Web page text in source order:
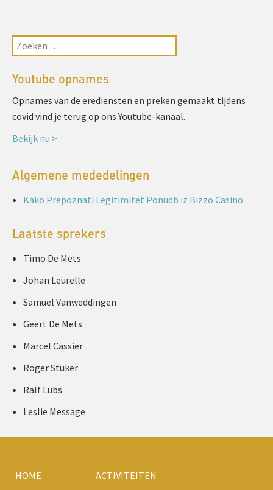
Youtube opnames
Opnames van de erediensten en preken gemaakt tijdens
covid vind je terug op ons Youtube-kanaal.
Bekijk nu >
Algemene mededelingen
Kako Prepoznati Legitimitet Ponudb iz Bizzo Casino
Laatste sprekers
Timo De Mets
Johan Leurelle
Samuel Vanweddingen
Geert De Mets
Marcel Cassier
Roger Stuker
Ralf Lubs
Leslie Message
HOME
ACTIVITEITEN